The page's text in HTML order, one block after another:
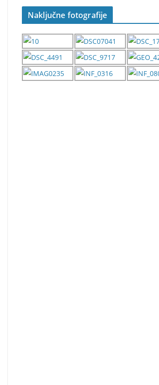
Naključne fotografije